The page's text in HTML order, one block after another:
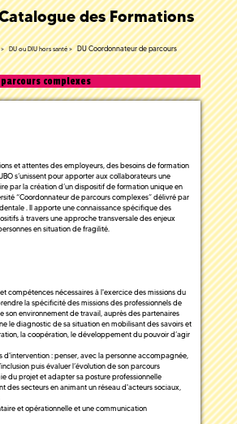
des Formations
DU ou DIU hors santé
DU Coordonnateur de parcours
complexes
et attentes des employeurs, des besoins de formation
s’unissent pour apporter aux collaborateurs une
par la création d’un dispositif de formation unique en
“Coordonnateur de parcours complexes” délivré par
. Il apporte une connaissance spécifique des
à travers une approche transversale des enjeux
en situation de fragilité.
compétences nécessaires à l'exercice des missions du
la spécificité des missions des professionnels de
son environnement de travail, auprès des partenaires
le diagnostic de sa situation en mobilisant des savoirs et
la coopération, le développement du pouvoir d’agir
d'intervention : penser, avec la personne accompagnée,
puis évaluer l’évolution de son parcours
du projet et adapter sa posture professionnelle
des secteurs en animant un réseau d'acteurs sociaux,
et opérationnelle et une communication